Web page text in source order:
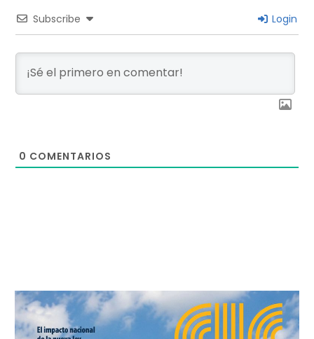
Subscribe Login
0 COMENTARIOS